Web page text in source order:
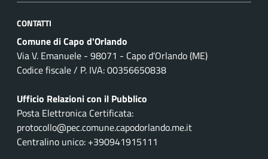
CONTATTI
Comune di Capo d'Orlando
Via V. Emanuele - 98071 - Capo d'Orlando (ME)
Codice fiscale / P. IVA: 00356650838
Ufficio Relazioni con il Pubblico
Posta Elettronica Certificata:
protocollo@pec.comune.capodorlando.me.it
Centralino unico: +390941915111